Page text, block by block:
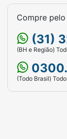
tradição
Compre pelo
(31)
(BH e Região)
(Todo Brasil)